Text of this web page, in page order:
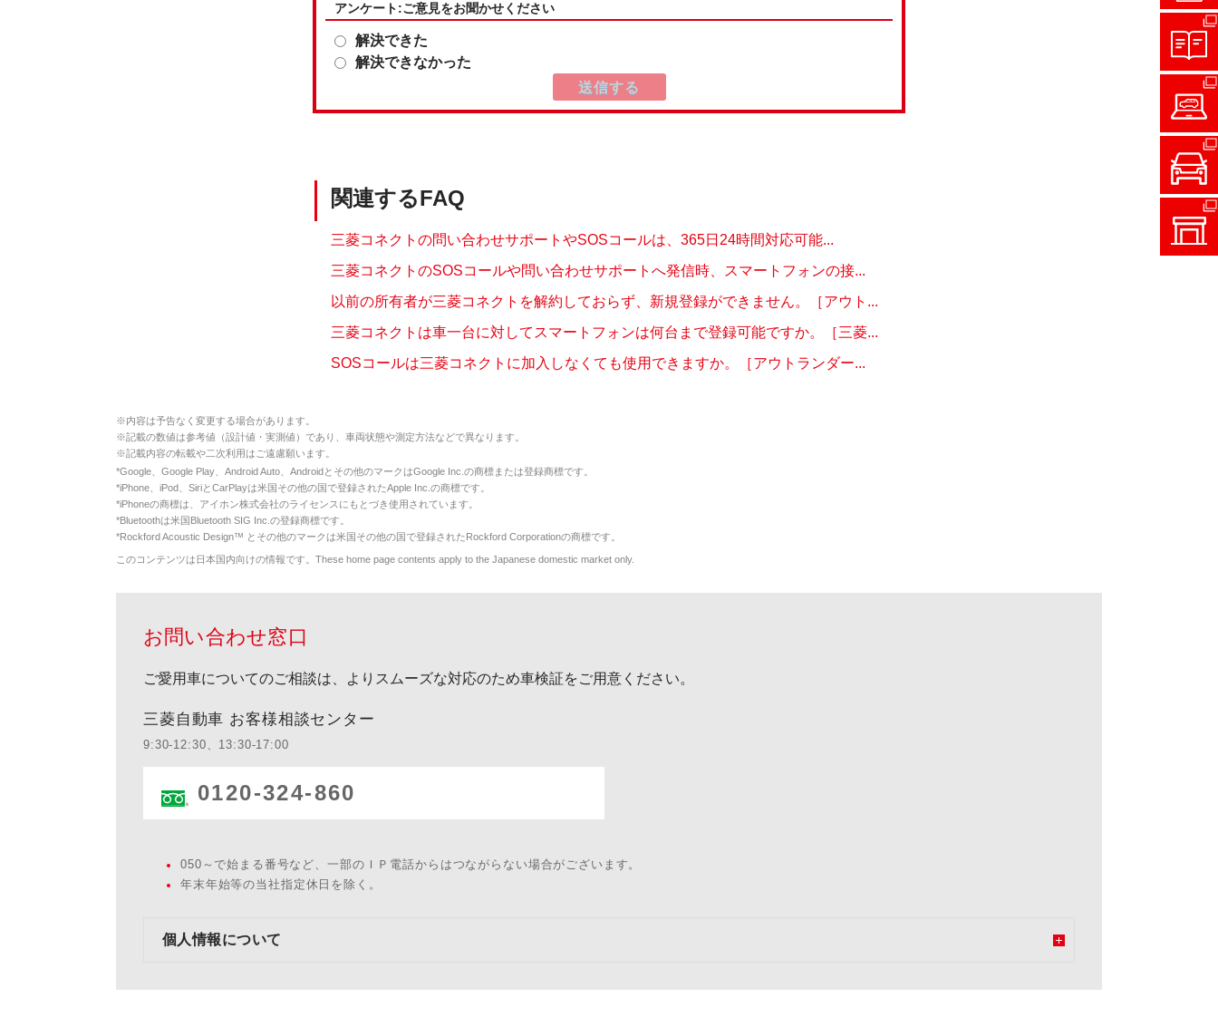
アンケート:ご意見をお聞かせください
解決できた
解決できなかった
関連するFAQ
三菱コネクトの問い合わせサポートやSOSコールは、365日24時間対応可能...
三菱コネクトのSOSコールや問い合わせサポートへ発信時、スマートフォンの接...
以前の所有者が三菱コネクトを解約しておらず、新規登録ができません。［アウト...
三菱コネクトは車一台に対してスマートフォンは何台まで登録可能ですか。［三菱...
SOSコールは三菱コネクトに加入しなくても使用できますか。［アウトランダー...
※内容は予告なく変更する場合があります。
※記載の数値は参考値（設計値・実測値）であり、車両状態や測定方法などで異なります。
※記載内容の転載や二次利用はご遠慮願います。
*Google、Google Play、Android Auto、Androidとその他のマークはGoogle Inc.の商標または登録商標です。
*iPhone、iPod、SiriとCarPlayは米国その他の国で登録されたApple Inc.の商標です。
*iPhoneの商標は、アイホン株式会社のライセンスにもとづき使用されています。
*Bluetoothは米国Bluetooth SIG Inc.の登録商標です。
*Rockford Acoustic Design™ とその他のマークは米国その他の国で登録されたRockford Corporationの商標です。
このコンテンツは日本国内向けの情報です。These home page contents apply to the Japanese domestic market only.
お問い合わせ窓口
ご愛用車についてのご相談は、よりスムーズな対応のため車検証をご用意ください。
三菱自動車 お客様相談センター
9:30-12:30、13:30-17:00
0120-324-860
050～で始まる番号など、一部のＩＰ電話からはつながらない場合がございます。
年末年始等の当社指定休日を除く。
個人情報について